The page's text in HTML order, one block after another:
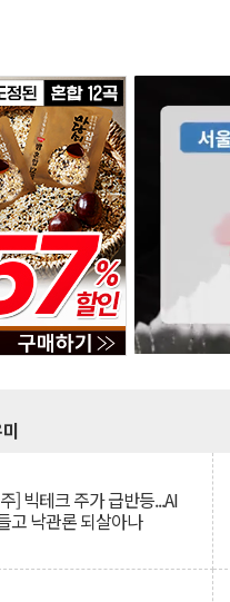
] 빅테크 주가 급반등...AI
고 낙관론 되살아나